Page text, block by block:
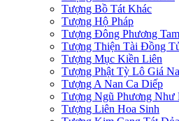
Tượng Bồ Tát Khác
Tượng Hộ Pháp
Tượng Đông Phương
Tượng Thiện Tài Đồng
Tượng Mục Kiền Liên
Tượng Phật Tỳ Lô Giá Na
Tượng A Nan Ca Diếp
Tượng Ngũ Phương Như
Tượng Liên Hoa Sinh